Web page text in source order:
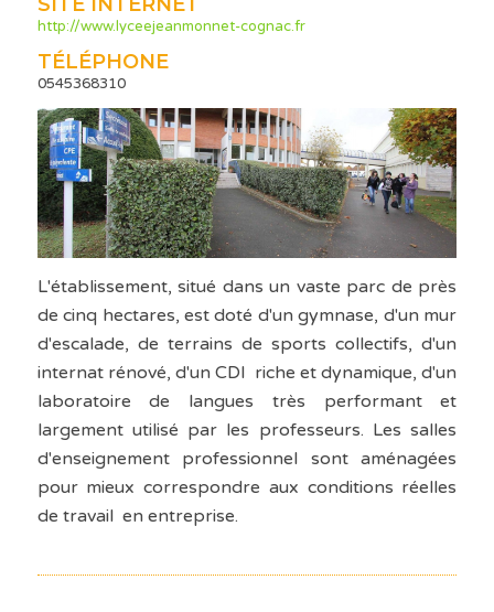
http://www.lyceejeanmonnet-cognac.fr
TÉLÉPHONE
0545368310
L'établissement, situé dans un vaste parc de près
de cinq hectares, est doté d'un gymnase, d'un mur
d'escalade, de terrains de sports collectifs, d'un
internat rénové, d'un CDI riche et dynamique, d'un
laboratoire de langues très performant et
largement utilisé par les professeurs. Les salles
d'enseignement professionnel sont aménagées
pour mieux correspondre aux conditions réelles
de travail en entreprise.